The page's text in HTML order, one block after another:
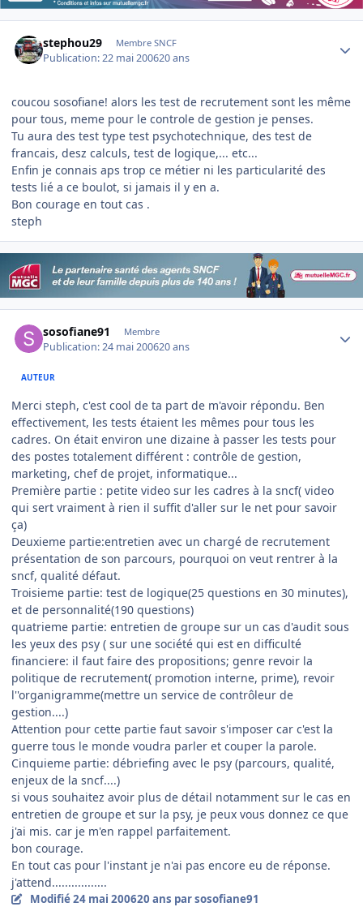
stephou29 Membre SNCF
Publication:22 mai 200620 ans
coucou sosofiane! alors les test de recrutement sont les même
pour tous, meme pour le controle de gestion je penses.
Tu aura des test type test psychotechnique, des test de
francais, desz calculs, test de logique,... etc...
Enfin je connais aps trop ce métier ni les particularité des
tests lié a ce boulot, si jamais il y en a.
Bon courage en tout cas .
steph
sosofiane91 Membre
Publication:24 mai 200620 ans
AUTEUR
Merci steph, c'est cool de ta part de m'avoir répondu. Ben
effectivement, les tests étaient les mêmes pour tous les
cadres. On était environ une dizaine à passer les tests pour
des postes totalement différent : contrôle de gestion,
marketing, chef de projet, informatique...
Première partie : petite video sur les cadres à la sncf( video
qui sert vraiment à rien il suffit d'aller sur le net pour savoir
ça)
Deuxieme partie:entretien avec un chargé de recrutement
présentation de son parcours, pourquoi on veut rentrer à la
sncf, qualité défaut.
Troisieme partie: test de logique(25 questions en 30 minutes),
et de personnalité(190 questions)
quatrieme partie: entretien de groupe sur un cas d'audit sous
les yeux des psy ( sur une société qui est en difficulté
financiere: il faut faire des propositions; genre revoir la
politique de recrutement( promotion interne, prime), revoir
l''organigramme(mettre un service de contrôleur de
gestion....)
Attention pour cette partie faut savoir s'imposer car c'est la
guerre tous le monde voudra parler et couper la parole.
Cinquieme partie: débriefing avec le psy (parcours, qualité,
enjeux de la sncf....)
si vous souhaitez avoir plus de détail notamment sur le cas en
entretien de groupe et sur la psy, je peux vous donnez ce que
j'ai mis. car je m'en rappel parfaitement.
bon courage.
En tout cas pour l'instant je n'ai pas encore eu de réponse.
j'attend.................
Modifié24 mai 200620 ans par sosofiane91